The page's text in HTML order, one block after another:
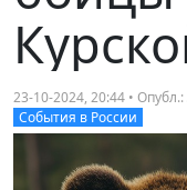
23-10-2024, 20:44 • Опубл.:
События в России